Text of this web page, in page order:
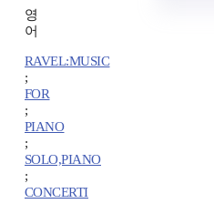
영
어
RAVEL:MUSIC
;
FOR
;
PIANO
;
SOLO,PIANO
;
CONCERTI